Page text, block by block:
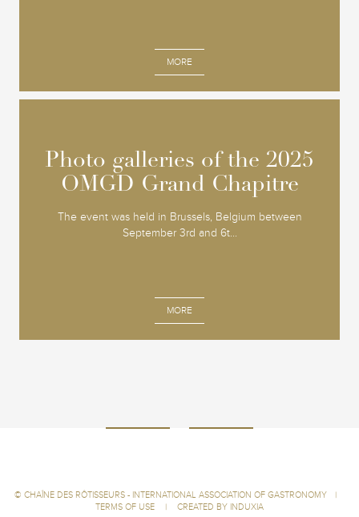
MORE
Photo galleries of the 2025
OMGD Grand Chapitre
The event was held in Brussels, Belgium between
September 3rd and 6t...
MORE
Photo galleries of the 2025
OMGD Grand Chapitre
© CHAÎNE DES RÔTISSEURS - INTERNATIONAL ASSOCIATION OF GASTRONOMY
|
TERMS OF USE
| CREATED BY INDUXIA